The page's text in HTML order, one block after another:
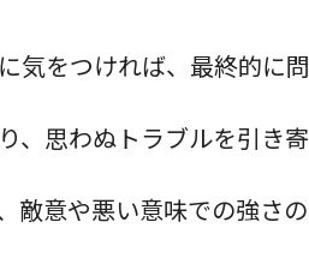
気をつければ、最終的に問
、思わぬトラブルを引き寄
敵意や悪い意味での強さの